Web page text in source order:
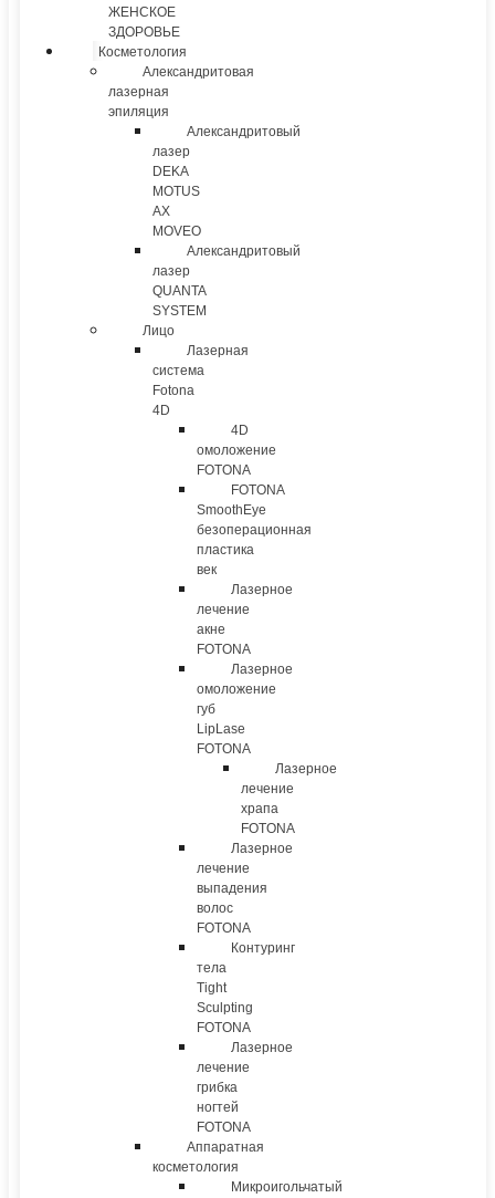
ЖЕНСКОЕ
ЗДОРОВЬЕ
Косметология
Александритовая
лазерная
эпиляция
Александритовый
лазер
DEKA
MOTUS
AX
MOVEO
Александритовый
лазер
QUANTA
SYSTEM
Лицо
Лазерная
система
Fotona
4D
4D
омоложение
FOTONA
FOTONA
SmoothEye
безоперационная
пластика
век
Лазерное
лечение
акне
FOTONA
Лазерное
омоложение
губ
LipLase
FOTONA
Лазерное
лечение
храпа
FOTONA
Лазерное
лечение
выпадения
волос
FOTONA
Контуринг
тела
Tight
Sculpting
FOTONA
Лазерное
лечение
грибка
ногтей
FOTONA
Аппаратная
косметология
Микроигольчатый